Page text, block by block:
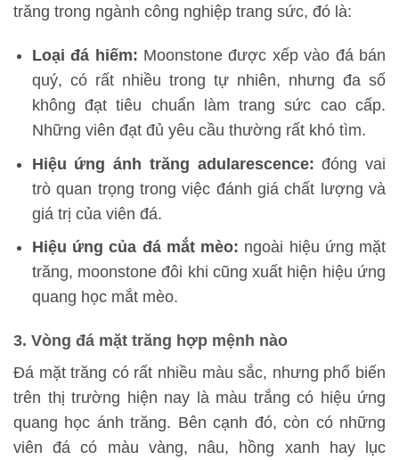
trăng trong ngành công nghiệp trang sức, đó là:
Loại đá hiếm: Moonstone được xếp vào đá bán
quý, có rất nhiều trong tự nhiên, nhưng đa số
không đạt tiêu chuẩn làm trang sức cao cấp.
Những viên đạt đủ yêu cầu thường rất khó tìm.
Hiệu ứng ánh trăng adularescence: đóng vai
trò quan trọng trong việc đánh giá chất lượng và
giá trị của viên đá.
Hiệu ứng của đá mắt mèo: ngoài hiệu ứng mặt
trăng, moonstone đôi khi cũng xuất hiện hiệu ứng
quang học mắt mèo.
3. Vòng đá mặt trăng hợp mệnh nào
Đá mặt trăng có rất nhiều màu sắc, nhưng phổ biến
trên thị trường hiện nay là màu trắng có hiệu ứng
quang học ánh trăng. Bên cạnh đó, còn có những
viên đá có màu vàng, nâu, hồng xanh hay lục